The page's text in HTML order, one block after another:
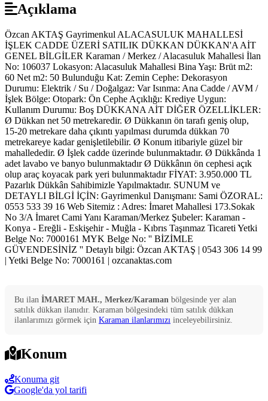
Açıklama
Özcan AKTAŞ Gayrimenkul ALACASULUK MAHALLESİ
İŞLEK CADDE ÜZERİ SATILIK DÜKKAN DÜKKAN'A AİT
GENEL BİLGİLER Karaman / Merkez / Alacasuluk Mahallesi İlan
No: 106037 Lokasyon: Alacasuluk Mahallesi Bina Yaşı: Brüt m2:
60 Net m2: 50 Bulunduğu Kat: Zemin Cephe: Dekorasyon
Durumu: Elektrik / Su / Doğalgaz: Var Isınma: Ana Cadde / AVM /
İşlek Bölge: Otopark: Ön Cephe Açıklığı: Krediye Uygun:
Kullanım Durumu: Boş DÜKKANA AİT DİĞER ÖZELLİKLER:
Ø Dükkan net 50 metrekaredir. Ø Dükkanın ön tarafı geniş olup,
15-20 metrekare daha çıkıntı yapılması durumda dükkan 70
metrekareye kadar genişletilebilir. Ø Konum itibariyle güzel bir
mahallededir. Ø İşlek cadde üzerinde bulunmaktadır. Ø Dükkânda 1
adet lavabo ve banyo bulunmaktadır Ø Dükkânın ön cephesi açık
olup araç koyacak park yeri bulunmaktadır FİYAT: 3.950.000 TL
Pazarlık Dükkân Sahibimizle Yapılmaktadır. SUNUM ve
DETAYLI BİLGİ İÇİN: Gayrimenkul Danışmanı: Sami ÖZORAL:
0553 533 39 16 Web Sitemiz : Adres: İmaret Mahallesi 173.Sokak
No 3/A İmaret Cami Yanı Karaman/Merkez Şubeler: Karaman -
Konya - Ereğli - Eskişehir - Muğla - Kıbrıs Taşınmaz Ticareti Yetki
Belge No: 7000161 MYK Belge No: '' BİZİMLE
GÜVENDESİNİZ '' Detaylı bilgi: Özcan AKTAŞ | 0543 306 14 99
| Yetki Belge No: 7000161 | ozcanaktas.com
Bu ilan İMARET MAH., Merkez/Karaman bölgesinde yer alan
satılık dükkan ilanıdır. Karaman bölgesindeki tüm satılık dükkan
ilanlarımızı görmek için Karaman ilanlarımızı inceleyebilirsiniz.
Konum
Konuma git
Google'da yol tarifi